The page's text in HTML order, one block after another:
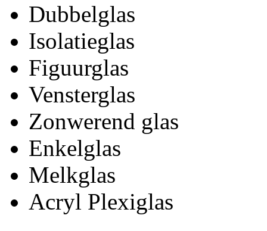
Dubbelglas
Isolatieglas
Figuurglas
Vensterglas
Zonwerend glas
Enkelglas
Melkglas
Acryl Plexiglas